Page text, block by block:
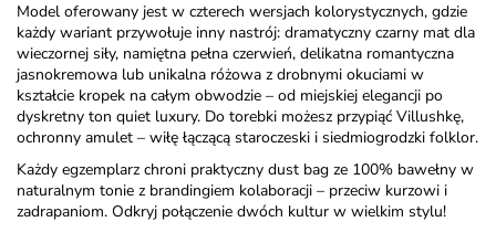
Model oferowany jest w czterech wersjach kolorystycznych, gdzie
każdy wariant przywołuje inny nastrój: dramatyczny czarny mat dla
wieczornej siły, namiętna pełna czerwień, delikatna romantyczna
jasnokremowa lub unikalna różowa z drobnymi okuciami w
kształcie kropek na całym obwodzie – od miejskiej elegancji po
dyskretny ton quiet luxury. Do torebki możesz przypiąć Villushkę,
ochronny amulet – wiłę łączącą staroczeski i siedmiogrodzki folklor.
Każdy egzemplarz chroni praktyczny dust bag ze 100% bawełny w
naturalnym tonie z brandingiem kolaboracji – przeciw kurzowi i
zadrapaniom. Odkryj połączenie dwóch kultur w wielkim stylu!